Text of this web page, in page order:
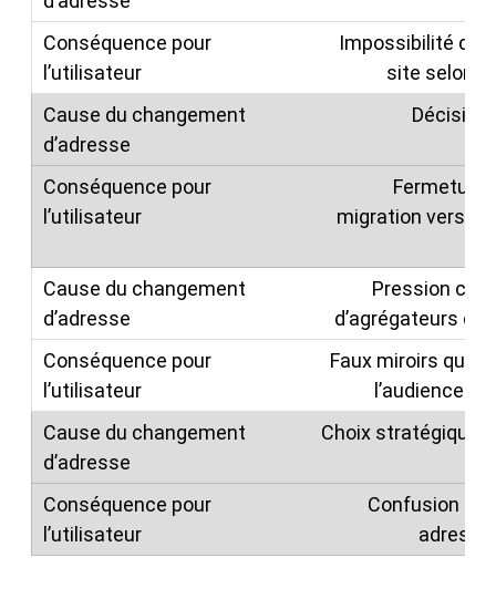
Impossibilité
site selon
Décision
Fermeture
migration vers
Pression
d’agrégateurs
Faux miroirs qui
l’audience
Choix stratégique
Confusion